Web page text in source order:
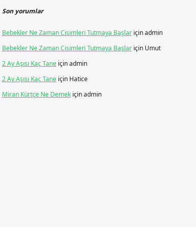
Son yorumlar
Bebekler Ne Zaman Cisimleri Tutmaya Başlariçinadmin
Bebekler Ne Zaman Cisimleri Tutmaya Başlariçin Umut
2 Ay Aşısı Kaç Taneiçinadmin
2 Ay Aşısı Kaç Taneiçin Hatice
Miran Kürtçe Ne Demekiçinadmin